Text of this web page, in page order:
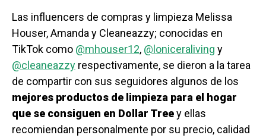
Las influencers de compras y limpieza Melissa
Houser, Amanda y Cleaneazzy; conocidas en
TikTok como @mhouser12, @loniceraliving y
@cleaneazzy respectivamente, se dieron a la tarea
de compartir con sus seguidores algunos de los
mejores productos de limpieza para el hogar
que se consiguen en Dollar Treey ellas
recomiendan personalmente por su precio, calidad